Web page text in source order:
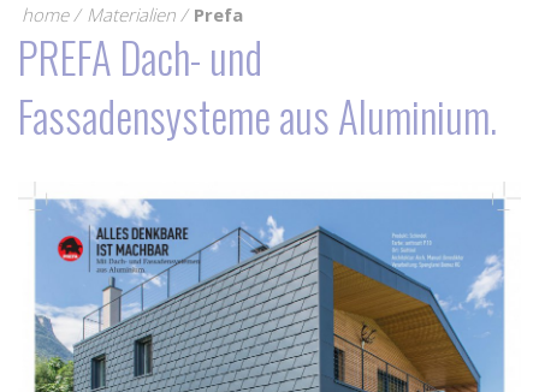
home Materialien Prefa
PREFA Dach- und
Fassadensysteme aus Aluminium.